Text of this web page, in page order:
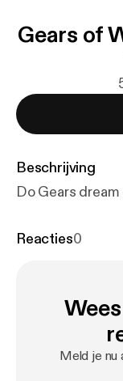
Gears of
Beschrijving
Do Gears
Reacties0
Meld je nu